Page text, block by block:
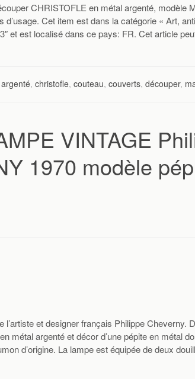
CHRISTOFLE en métal argenté, modèle
d’usage. Cet item est dans la catégorie « Art,
et est localisé dans ce pays: FR. Cet article
argenté, christofle, couteau, couverts, découper,
VINTAGE
1970 modèle
l’artiste et designer français Philippe Cheverny.
métal argenté et décor d’une pépite en métal
d’origine. La lampe est équipée de deux